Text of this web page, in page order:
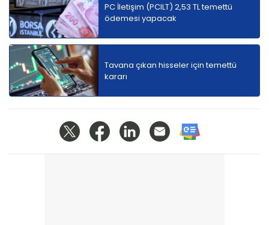
PC İletişim (PCILT) 2,53 TL temettü
ödemesi yapacak
Tavana çıkan hisseler için temettü
kararı